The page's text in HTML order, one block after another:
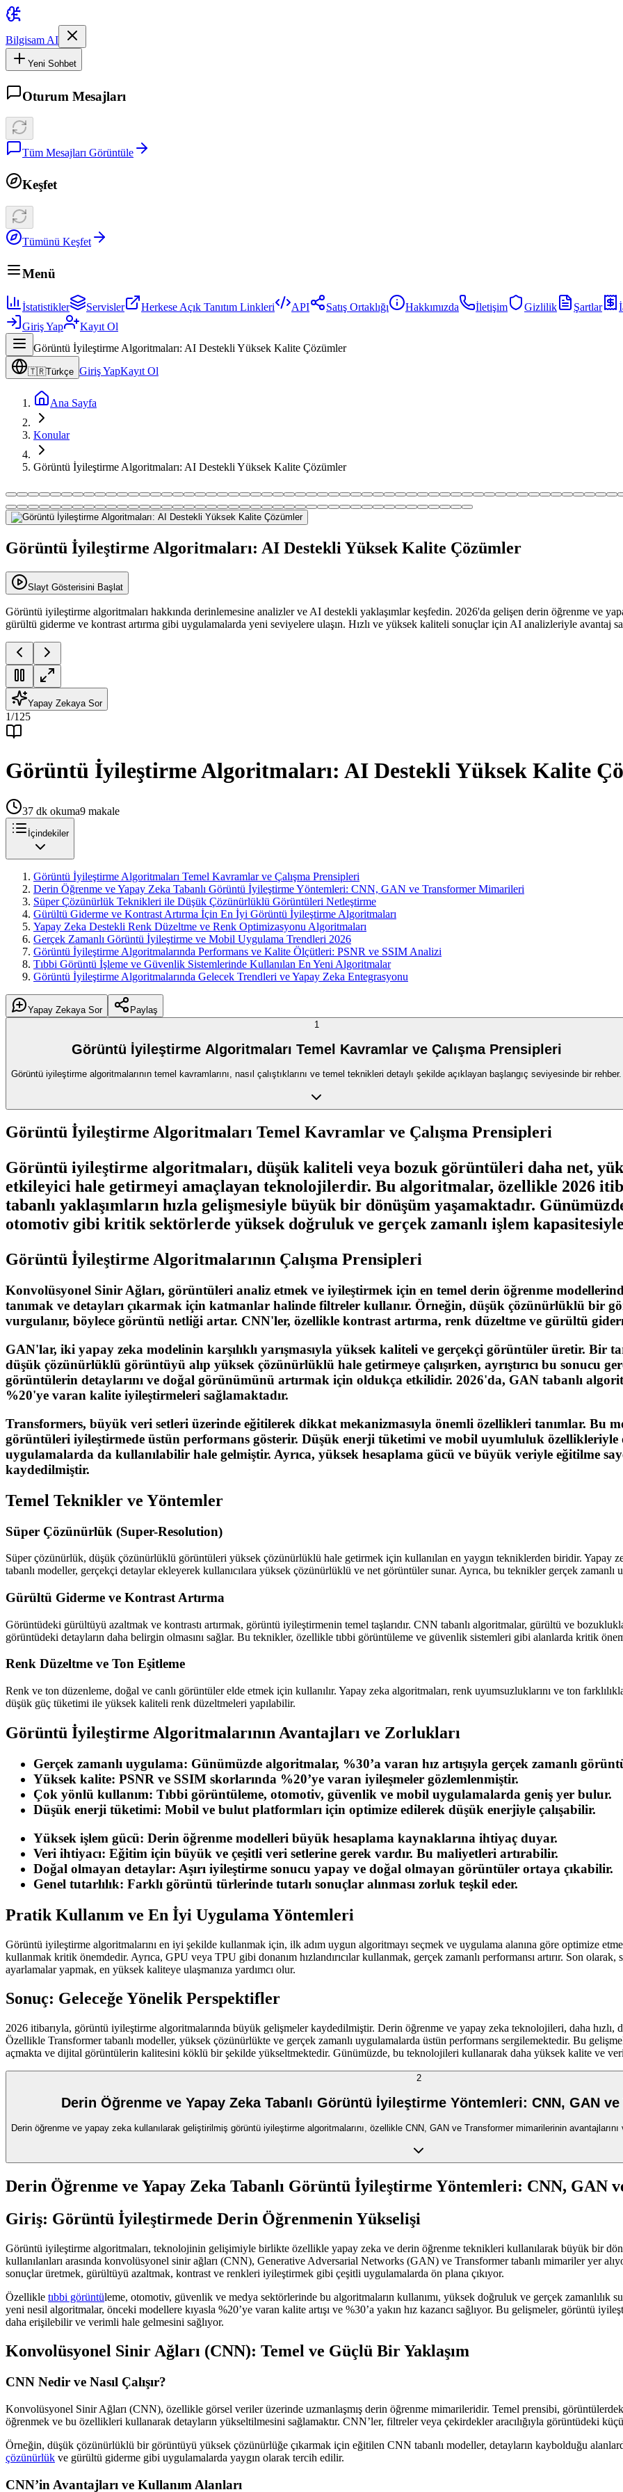
Bilgisam AI
Yeni Sohbet
Oturum Mesajları
Tüm Mesajları Görüntüle
Keşfet
Tümünü Keşfet
Menü
İstatistikler Servisler Herkese Açık Tanıtım Linkleri API Satış Ortaklığı Hakkımızda İletişim Gizlilik Şartlar
Giriş Yap
Kayıt Ol
Görüntü İyileştirme Algoritmaları: AI Destekli Yüksek Kalite Çözümler
🇹🇷Türkçe Giriş YapKayıt Ol
Ana Sayfa
Konular
Görüntü İyileştirme Algoritmaları: AI Destekli Yüksek Kalite Çözümler
Görüntü İyileştirme Algoritmaları: AI Destekli Yüksek Kalite Çözümler
Slayt Gösterisini Başlat
Görüntü iyileştirme algoritmaları hakkında derinlemesine analizler ve AI destekli yaklaşımlar keşfedin. 2026'da gelişen derin öğrenme ve
gürültü giderme ve kontrast artırma gibi uygulamalarda yeni seviyelere ulaşın. Hızlı ve yüksek kaliteli sonuçlar için AI analizleriyle avantaj
Yapay Zekaya Sor
1/125
Görüntü İyileştirme Algoritmaları: AI Destekli Yüksek Kalite
37 dk okuma9 makale
İçindekiler
Görüntü İyileştirme Algoritmaları Temel Kavramlar ve Çalışma Prensipleri
Derin Öğrenme ve Yapay Zeka Tabanlı Görüntü İyileştirme Yöntemleri: CNN, GAN ve Transformer Mimarileri
Süper Çözünürlük Teknikleri ile Düşük Çözünürlüklü Görüntüleri Netleştirme
Gürültü Giderme ve Kontrast Artırma İçin En İyi Görüntü İyileştirme Algoritmaları
Yapay Zeka Destekli Renk Düzeltme ve Renk Optimizasyonu Algoritmaları
Gerçek Zamanlı Görüntü İyileştirme ve Mobil Uygulama Trendleri 2026
Görüntü İyileştirme Algoritmalarında Performans ve Kalite Ölçütleri: PSNR ve SSIM Analizi
Tıbbi Görüntü İşleme ve Güvenlik Sistemlerinde Kullanılan En Yeni Algoritmalar
Görüntü İyileştirme Algoritmalarında Gelecek Trendleri ve Yapay Zeka Entegrasyonu
Yapay Zekaya Sor
Paylaş
1
Görüntü İyileştirme Algoritmaları Temel Kavramlar ve Çalışma Prensipleri
Görüntü iyileştirme algoritmalarının temel kavramlarını, nasıl çalıştıklarını ve temel teknikleri detaylı şekilde açıklayan başlangıç seviyesinde bir rehber.
Görüntü İyileştirme Algoritmaları Temel Kavramlar ve Çalışma Prensipleri
Görüntü iyileştirme algoritmaları, düşük kaliteli veya bozuk görüntüleri daha net,
etkileyici hale getirmeyi amaçlayan teknolojilerdir. Bu algoritmalar, özellikle 2026
tabanlı yaklaşımların hızla gelişmesiyle büyük bir dönüşüm yaşamaktadır.
otomotiv gibi kritik sektörlerde yüksek doğruluk ve gerçek zamanlı işlem
Görüntü İyileştirme Algoritmalarının Çalışma Prensipleri
Konvolüsyonel Sinir Ağları, görüntüleri analiz etmek ve iyileştirmek için en temel derin öğrenme
tanımak ve detayları çıkarmak için katmanlar halinde filtreler kullanır. Örneğin, düşük çözünürlüklü bir
vurgulanır, böylece görüntü netliği artar. CNN'ler, özellikle kontrast artırma, renk düzeltme ve gürültü
GAN'lar, iki yapay zeka modelinin karşılıklı yarışmasıyla yüksek kaliteli ve gerçekçi görüntüler üretir. Bir
düşük çözünürlüklü görüntüyü alıp yüksek çözünürlüklü hale getirmeye çalışırken, ayrıştırıcı bu sonucu
görüntülerin detaylarını ve doğal görünümünü artırmak için oldukça etkilidir. 2026'da, GAN tabanlı
%20'ye varan kalite iyileştirmeleri sağlamaktadır.
Transformers, büyük veri setleri üzerinde eğitilerek dikkat mekanizmasıyla önemli özellikleri tanımlar. Bu
görüntüleri iyileştirmede üstün performans gösterir. Düşük enerji tüketimi ve mobil uyumluluk özellikleriyle
uygulamalarda da kullanılabilir hale gelmiştir. Ayrıca, yüksek hesaplama gücü ve büyük veriyle eğitilme
kaydedilmiştir.
Temel Teknikler ve Yöntemler
Süper Çözünürlük (Super-Resolution)
Süper çözünürlük, düşük çözünürlüklü görüntüleri yüksek çözünürlüklü hale getirmek için kullanılan en yaygın tekniklerden biridir. Yapay
tabanlı modeller, gerçekçi detaylar ekleyerek kullanıcılara yüksek çözünürlüklü ve net görüntüler sunar. Ayrıca, bu teknikler gerçek zamanlı
Gürültü Giderme ve Kontrast Artırma
Görüntüdeki gürültüyü azaltmak ve kontrastı artırmak, görüntü iyileştirmenin temel taşlarıdır. CNN tabanlı algoritmalar, gürültü ve
görüntüdeki detayların daha belirgin olmasını sağlar. Bu teknikler, özellikle tıbbi görüntüleme ve güvenlik sistemleri gibi alanlarda kritik
Renk Düzeltme ve Ton Eşitleme
Renk ve ton düzenleme, doğal ve canlı görüntüler elde etmek için kullanılır. Yapay zeka algoritmaları, renk uyumsuzluklarını ve ton
düşük güç tüketimi ile yüksek kaliteli renk düzeltmeleri yapılabilir.
Görüntü İyileştirme Algoritmalarının Avantajları ve Zorlukları
Gerçek zamanlı uygulama: Günümüzde algoritmalar, %30’a varan hız artışıyla gerçek zamanlı
Yüksek kalite: PSNR ve SSIM skorlarında %20’ye varan iyileşmeler gözlemlenmiştir.
Çok yönlü kullanım: Tıbbi görüntüleme, otomotiv, güvenlik ve mobil uygulamalarda geniş yer bulur.
Düşük enerji tüketimi: Mobil ve bulut platformları için optimize edilerek düşük enerjiyle çalışabilir.
Yüksek işlem gücü: Derin öğrenme modelleri büyük hesaplama kaynaklarına ihtiyaç duyar.
Veri ihtiyacı: Eğitim için büyük ve çeşitli veri setlerine gerek vardır. Bu maliyetleri artırabilir.
Doğal olmayan detaylar: Aşırı iyileştirme sonucu yapay ve doğal olmayan görüntüler ortaya çıkabilir.
Genel tutarlılık: Farklı görüntü türlerinde tutarlı sonuçlar alınması zorluk teşkil eder.
Pratik Kullanım ve En İyi Uygulama Yöntemleri
Görüntü iyileştirme algoritmalarını en iyi şekilde kullanmak için, ilk adım uygun algoritmayı seçmek ve uygulama alanına göre optimize
kullanmak kritik önemdedir. Ayrıca, GPU veya TPU gibi donanım hızlandırıcılar kullanmak, gerçek zamanlı performansı artırır. Son
ayarlamalar yapmak, en yüksek kaliteye ulaşmanıza yardımcı olur.
Sonuç: Geleceğe Yönelik Perspektifler
2026 itibarıyla, görüntü iyileştirme algoritmalarında büyük gelişmeler kaydedilmiştir. Derin öğrenme ve yapay zeka teknolojileri, daha
Özellikle Transformer tabanlı modeller, yüksek çözünürlükte ve gerçek zamanlı uygulamalarda üstün performans sergilemektedir. Bu
açmakta ve dijital görüntülerin kalitesini köklü bir şekilde yükseltmektedir. Günümüzde, bu teknolojileri kullanarak daha yüksek kalite ve
2
Derin Öğrenme ve Yapay Zeka Tabanlı Görüntü İyileştirme Yöntemleri: CNN, GAN
Derin öğrenme ve yapay zeka kullanılarak geliştirilmiş görüntü iyileştirme algoritmalarını, özellikle CNN, GAN ve Transformer mimarilerinin avantajlarını
Derin Öğrenme ve Yapay Zeka Tabanlı Görüntü İyileştirme Yöntemleri: CNN, GAN
Giriş: Görüntü İyileştirmede Derin Öğrenmenin Yükselişi
Görüntü iyileştirme algoritmaları, teknolojinin gelişimiyle birlikte özellikle yapay zeka ve derin öğrenme teknikleri kullanılarak büyük bir
kullanılanları arasında konvolüsyonel sinir ağları (CNN), Generative Adversarial Networks (GAN) ve Transformer tabanlı mimariler yer
sonuçlar üretmek, gürültüyü azaltmak, kontrast ve renkleri iyileştirmek gibi çeşitli uygulamalarda ön plana çıkıyor.
Özellikle tıbbi görüntüleme, otomotiv, güvenlik ve medya sektörlerinde bu algoritmaların kullanımı, yüksek doğruluk ve gerçek zamanlılık
yeni nesil algoritmalar, önceki modellere kıyasla %20’ye varan kalite artışı ve %30’a yakın hız kazancı sağlıyor. Bu gelişmeler, görüntü
daha erişilebilir ve verimli hale gelmesini sağlıyor.
Konvolüsyonel Sinir Ağları (CNN): Temel ve Güçlü Bir Yaklaşım
CNN Nedir ve Nasıl Çalışır?
Konvolüsyonel Sinir Ağları (CNN), özellikle görsel veriler üzerinde uzmanlaşmış derin öğrenme mimarileridir. Temel prensibi,
öğrenmek ve bu özellikleri kullanarak detayların yükseltilmesini sağlamaktır. CNN’ler, filtreler veya çekirdekler aracılığıyla görüntüdeki
Örneğin, düşük çözünürlüklü bir görüntüyü yüksek çözünürlüğe çıkarmak için eğitilen CNN tabanlı modeller, detayların kaybolduğu
çözünürlük ve gürültü giderme gibi uygulamalarda yaygın olarak tercih edilir.
CNN’in Avantajları ve Kullanım Alanları